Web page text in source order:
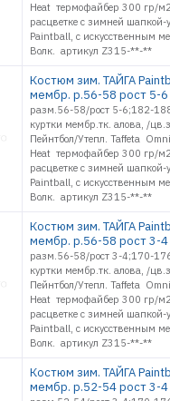
Heat термофайбер 300 гр/
расцветке с зимней шапкой-
Paintball, с искусственным
Волк. артикул Z315-**-**
Костюм зим. ТАЙГА
мембр. р.56-58 рост 5-6
разм.56-58/рост 5-6;182-
куртки мембр.тк. алова, /
Пейнтбол/Утепл. Taffeta
Heat термофайбер 300 гр/
расцветке с зимней шапкой-
Paintball, с искусственным
Волк. артикул Z315-**-**
Костюм зим. ТАЙГА
мембр. р.56-58 рост 3-4
разм.56-58/рост 3-4;170-
куртки мембр.тк. алова, /
Пейнтбол/Утепл. Taffeta
Heat термофайбер 300 гр/
расцветке с зимней шапкой-
Paintball, с искусственным
Волк. артикул Z315-**-**
Костюм зим. ТАЙГА
мембр. р.52-54 рост 3-4